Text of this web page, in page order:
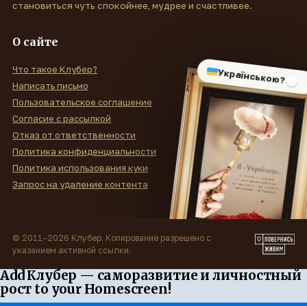
Українською?
становиться чуть спокойнее, мудрее и счастливее.
О сайте
Что такое Клубер?
Написать письмо
Пользовательское соглашение
Согласие с рассылкой
Отказ от ответственности
Политика конфиденциальности
Политика использования куки
Запрос на удаление контента
© 2011–2026 Клубер. Копирование разрешено с
указанием активной ссылки.
Add Клубер — саморазвитие и личностный
рост to your Homescreen!